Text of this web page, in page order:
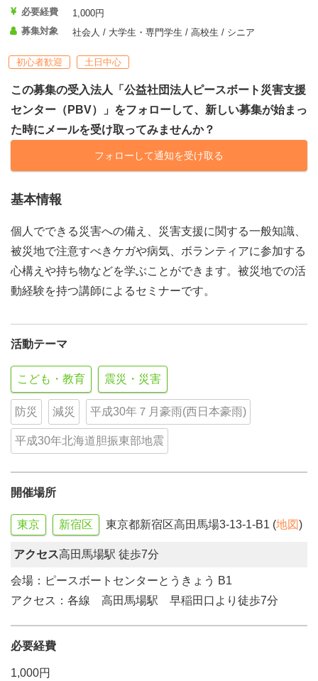
必要経費
1,000円
募集対象
社会人 / 大学生・専門学生 / 高校生 / シニア
初心者歓迎 土日中心
この募集の受入法人「公益社団法人ピースボート災害支援
センター（PBV）」をフォローして、新しい募集が始まっ
た時にメールを受け取ってみませんか？
フォローして通知を受け取る
基本情報
個人でできる災害への備え、災害支援に関する一般知識、
被災地で注意すべきケガや病気、ボランティアに参加する
心構えや持ち物などを学ぶことができます。被災地での活
動経験を持つ講師によるセミナーです。
活動テーマ
こども・教育 震災・災害
防災 減災 平成30年７月豪雨(西日本豪雨)
平成30年北海道胆振東部地震
開催場所
東京 新宿区 東京都新宿区高田馬場3-13-1-B1 (地図)
アクセス高田馬場駅 徒歩7分
会場：ピースボートセンターとうきょう B1
アクセス：各線 高田馬場駅 早稲田口より徒歩7分
必要経費
1,000円